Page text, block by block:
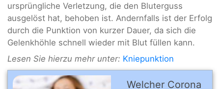
ursprüngliche Verletzung, die den Bluterguss
ausgelöst hat, behoben ist. Andernfalls ist der Erfolg
durch die Punktion von kurzer Dauer, da sich die
Gelenkhöhle schnell wieder mit Blut füllen kann.
Lesen Sie hierzu mehr unter: Kniepunktion
Welcher Corona